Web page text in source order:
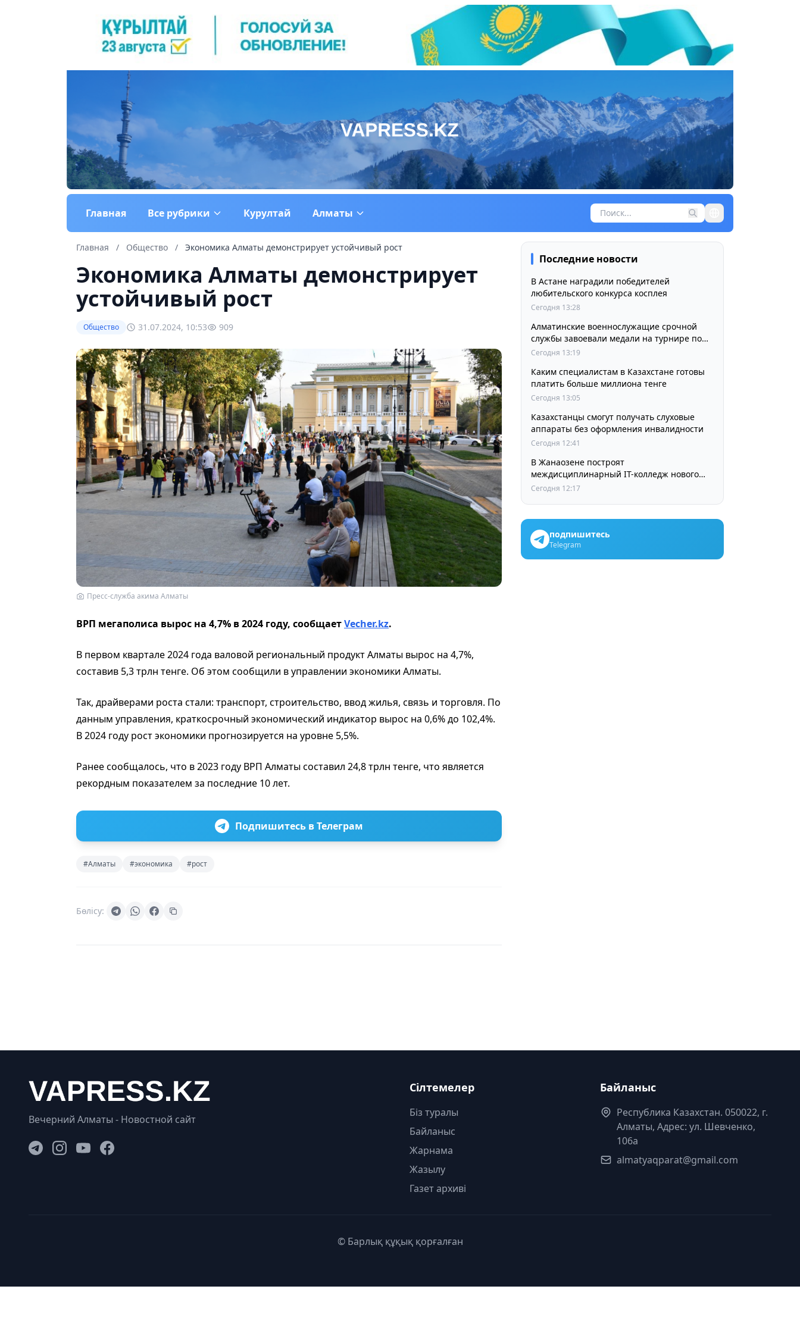
Главная Все рубрики Курултай Алматы
Главная / Общество / Экономика Алматы демонстрирует устойчивый рост
Экономика Алматы демонстрирует
устойчивый рост
Общество 31.07.2024, 10:53 909
Пресс-служба акима Алматы
ВРП мегаполиса вырос на 4,7% в 2024 году, сообщаетVecher.kz.
В первом квартале 2024 года валовой региональный продукт Алматы вырос на 4,7%,
составив 5,3 трлн тенге. Об этом сообщили в управлении экономики Алматы.
Так, драйверами роста стали: транспорт, строительство, ввод жилья, связь и торговля. По
данным управления, краткосрочный экономический индикатор вырос на 0,6% до 102,4%.
В 2024 году рост экономики прогнозируется на уровне 5,5%.
Ранее сообщалось, что в 2023 году ВРП Алматы составил 24,8 трлн тенге, что является
рекордным показателем за последние 10 лет.
Подпишитесь в Телеграм
#Алматы #экономика #рост
Бөлісу:
Последние новости
В Астане наградили победителей
любительского конкурса косплея
Сегодня 13:28
Алматинские военнослужащие срочной
службы завоевали медали на турнире по
джиу-джитсу
Сегодня 13:19
Каким специалистам в Казахстане готовы
платить больше миллиона тенге
Сегодня 13:05
Казахстанцы смогут получать слуховые
аппараты без оформления инвалидности
Сегодня 12:41
В Жанаозене построят
междисциплинарный IT-колледж нового
поколения
Сегодня 12:17
подпишитесь
Telegram
Вечерний Алматы - Новостной сайт
Сілтемелер
Біз туралы
Байланыс
Жарнама
Жазылу
Газет архиві
Байланыс
Республика Казахстан. 050022, г.
Алматы, Адрес: ул. Шевченко,
106а
almatyaqparat@gmail.com
© Барлық құқық қорғалған